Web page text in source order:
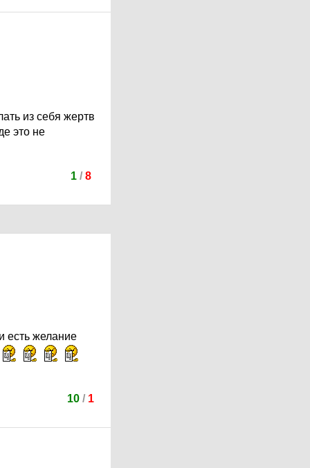
из себя жертв
это не
1/ 8
есть желание
10 / 1